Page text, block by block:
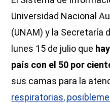
Universidad Nacional
(UNAM) y la Secretaría
lunes 15 de julio que
país con el 50 por
sus camas para la
respiratorias,